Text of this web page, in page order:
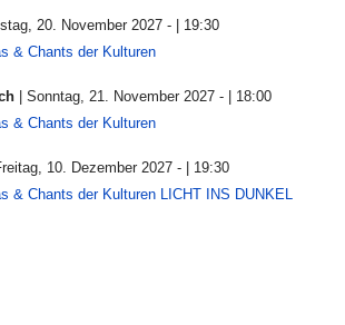
20. November 2027 - | 19:30
& Chants der Kulturen
| Sonntag, 21. November 2027 - | 18:00
& Chants der Kulturen
10. Dezember 2027 - | 19:30
& Chants der Kulturen LICHT INS DUNKEL